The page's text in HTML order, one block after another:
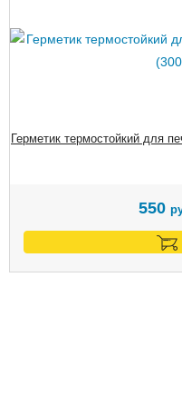
Герметик термостойкий для
550